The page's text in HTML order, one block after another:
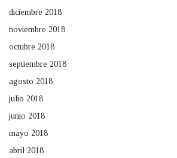
diciembre 2018
noviembre 2018
octubre 2018
septiembre 2018
agosto 2018
julio 2018
junio 2018
mayo 2018
abril 2018